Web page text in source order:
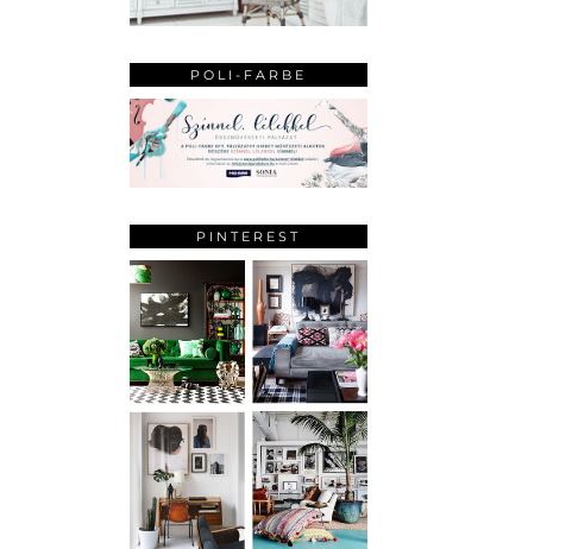
POLI-FARBE
PINTEREST